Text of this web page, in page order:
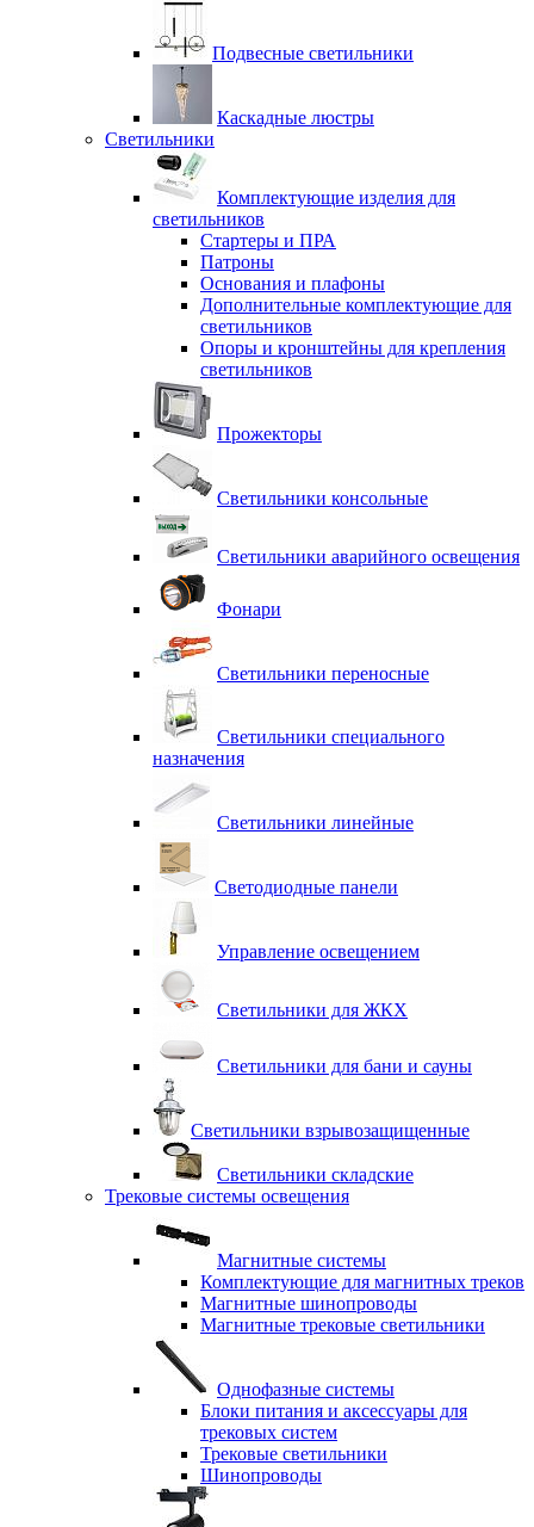
Подвесные светильники
Каскадные люстры
Светильники
Комплектующие изделия для
светильников
Стартеры и ПРА
Патроны
Основания и плафоны
Дополнительные комплектующие для
светильников
Опоры и кронштейны для крепления
светильников
Прожекторы
Светильники консольные
Светильники аварийного освещения
Фонари
Светильники переносные
Светильники специального
назначения
Светильники линейные
Светодиодные панели
Управление освещением
Светильники для ЖКХ
Светильники для бани и сауны
Светильники взрывозащищенные
Светильники складские
Трековые системы освещения
Магнитные системы
Комплектующие для магнитных треков
Магнитные шинопроводы
Магнитные трековые светильники
Однофазные системы
Блоки питания и аксессуары для
трековых систем
Трековые светильники
Шинопроводы